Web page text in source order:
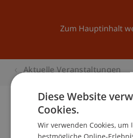
Zum Hauptinhalt
Aktuelle Veranstaltungen
Praxistraining
Diese Website
Cookies.
Wir verwenden Cookies, um
bestmögliche Online-